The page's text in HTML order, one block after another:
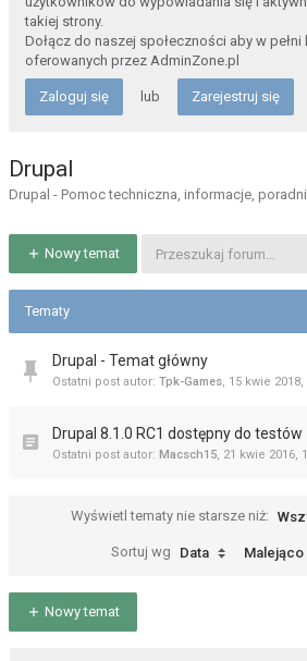
takiej strony.
Dołącz do naszej społeczności aby w pełni
oferowanych przez AdminZone.pl
Zaloguj się lub Zarejestruj się
Drupal
Drupal - Pomoc techniczna, informacje,
Nowy temat
Tematy
Drupal - Temat główny
Ostatni post autor: Tpk-Games, 15 kwie 2018,
Drupal 8.1.0 RC1 dostępny do testów
Ostatni post autor: Macsch15, 21 kwie 2016,
Wyświetl tematy nie starsze niż:
Sortuj wg Data Malejąco
Nowy temat